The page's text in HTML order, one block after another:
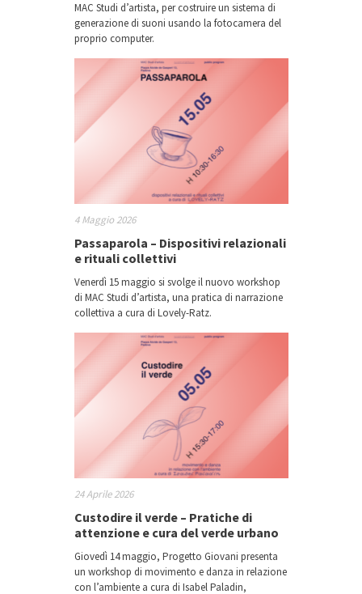
MAC Studi d’artista, per costruire un sistema di
generazione di suoni usando la fotocamera del
proprio computer.
4 Maggio 2026
Passaparola – Dispositivi relazionali
e rituali collettivi
Venerdì 15 maggio si svolge il nuovo workshop
di MAC Studi d’artista, una pratica di narrazione
collettiva a cura di Lovely-Ratz.
24 Aprile 2026
Custodire il verde – Pratiche di
attenzione e cura del verde urbano
Giovedì 14 maggio, Progetto Giovani presenta
un workshop di movimento e danza in relazione
con l’ambiente a cura di Isabel Paladin,